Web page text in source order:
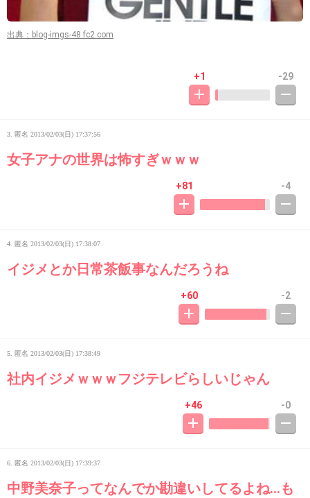
出典：blog-imgs-48.fc2.com
+1 -29
3. 匿名 2013/02/03(日) 17:37:56
女子アナの世界は怖すぎｗｗｗ
+81 -4
4. 匿名 2013/02/03(日) 17:38:07
イジメとか日常茶飯事なんだろうね
+60 -2
5. 匿名 2013/02/03(日) 17:38:49
社内イジメｗｗｗフジテレビらしいじゃん
+46 -0
6. 匿名 2013/02/03(日) 17:39:37
中野美奈子ってなんでか勘違いしてるよね…も